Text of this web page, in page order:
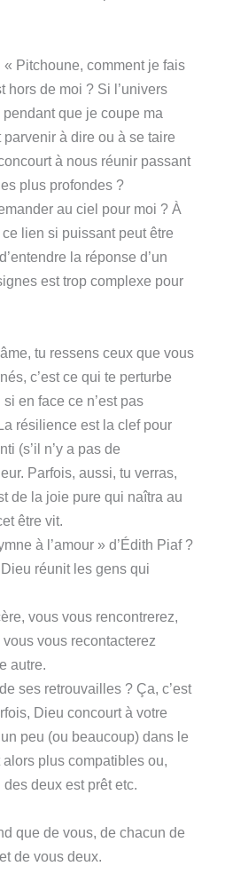
« Pitchoune, comment je fais
hors de moi ? Si l’univers
pendant que je coupe ma
à dire ou à se taire
à nous réunir passant
plus profondes ?
au ciel pour moi ? À
lien si puissant peut être
la réponse d’un
est trop complexe pour
tu ressens ceux que vous
c’est ce qui te perturbe
en face ce n’est pas
résilience est la clef pour
(s’il n’y a pas de
Parfois, aussi, tu verras,
de la joie pure qui naîtra au
être vit.
à l’amour » d’Édith Piaf ?
Dieu réunit les gens qui
vous vous rencontrerez,
vous recontacterez
autre.
ses retrouvailles ? Ça, c’est
Dieu concourt à votre
peu (ou beaucoup) dans le
plus compatibles ou,
deux est prêt etc.
que de vous, de chacun de
de vous deux.